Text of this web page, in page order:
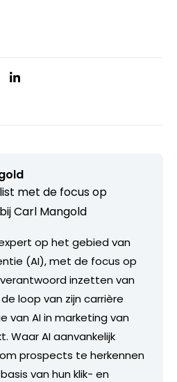
met de focus op
Carl Mangold
op het gebied van
(AI), met de focus op
inzetten van
loop van zijn carrière
van AI in marketing van
Waar AI aanvankelijk
prospects te herkennen
van hun klik- en